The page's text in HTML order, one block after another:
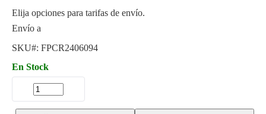
Elija opciones para tarifas de envío.
Envío a
SKU#: FPCR2406094
En Stock